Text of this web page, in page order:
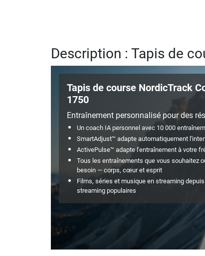
Description : Tapis de
Tapis de course NordicTrack
1750
Entraînement personnalisé pour des
Un coach IA personnel avec 10 000
SmartAdjust™ adapte automatiquement
ActivePulse™ adapte l'entraînement à votre
Tous les entraînements que vous souhaitez
besoin — corps, cœur et esprit
Films, séries et musique en streaming
streaming populaires